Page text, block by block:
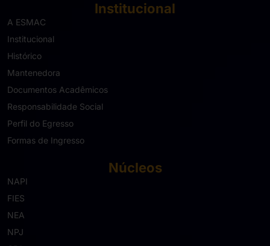
Institucional
A ESMAC
Institucional
Histórico
Mantenedora
Documentos Acadêmicos
Responsabilidade Social
Perfil do Egresso
Formas de Ingresso
Núcleos
NAPI
FIES
NEA
NPJ